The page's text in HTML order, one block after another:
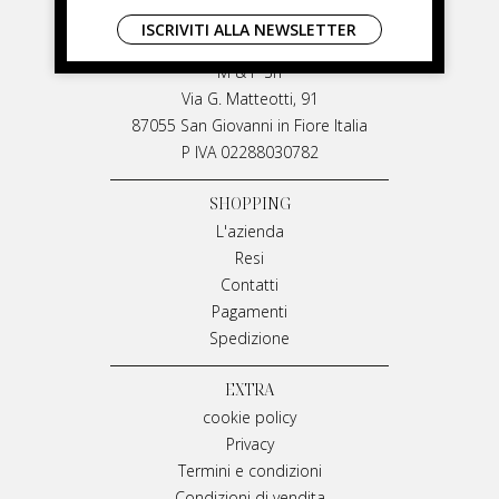
LIVIANA MIRARCHI
M & P Srl
Via G. Matteotti, 91
87055 San Giovanni in Fiore Italia
P IVA 02288030782
SHOPPING
L'azienda
Resi
Contatti
Pagamenti
Spedizione
EXTRA
cookie policy
Privacy
Termini e condizioni
ISCRIVITI ALLA NEWSLETTER